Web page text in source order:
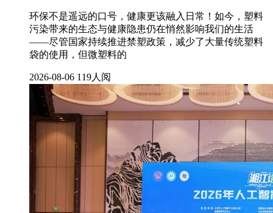
环保不是遥远的口号，健康更该融入日常！如今，塑料
污染带来的生态与健康隐患仍在悄然影响我们的生活
——尽管国家持续推进禁塑政策，减少了大量传统塑料
袋的使用，但微塑料的
2026-08-06 119人阅